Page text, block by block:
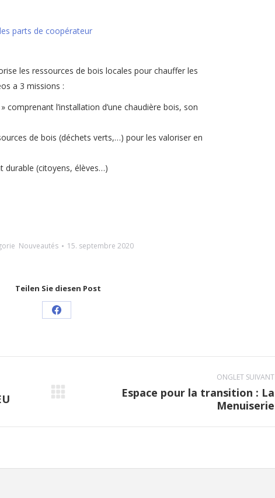
parts de coopérateur
les ressources de bois locales pour chauffer les
a 3 missions :
l’installation d’une chaudière bois, son
de bois (déchets verts,…) pour les valoriser en
durable (citoyens, élèves…)
Nouveautés 15. septembre 2020
Teilen Sie diesen Post
Share
Facebook
ONGLET SUIVANT
Espace pour la transition : La
Menuiserie